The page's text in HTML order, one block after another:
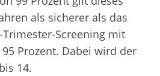
als sicherer als das
Screening mit
Prozent. Dabei wird der
14.